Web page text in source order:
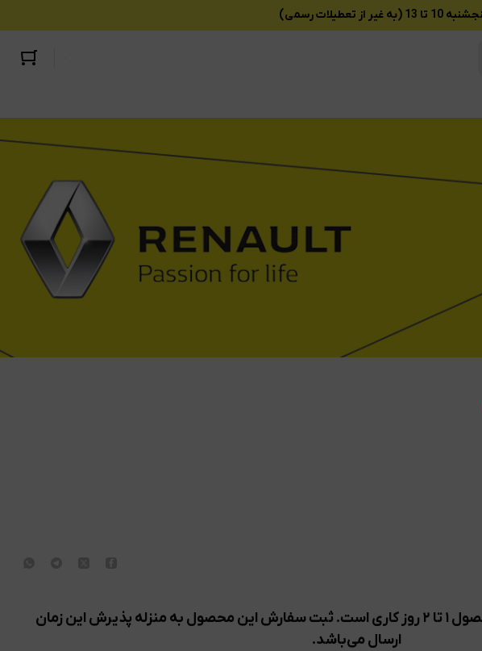
⏳ زمان آماده‌سازی و ارسال این محصول ۱ تا ۲ روز کاری است. ثبت سفارش این محصول به منزله پذیرش این زمان
ارسال می‌باشد.